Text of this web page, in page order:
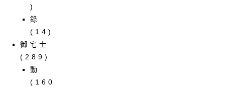
)
錄
(14)
御宅士
(289)
動
(160